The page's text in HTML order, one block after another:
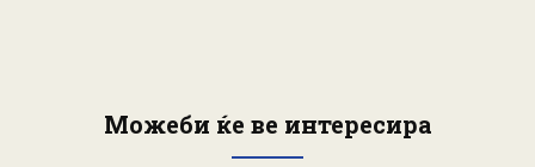
Можеби ќе ве интересира